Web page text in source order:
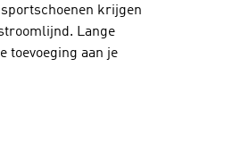
krijgen
Lange
toevoeging aan je